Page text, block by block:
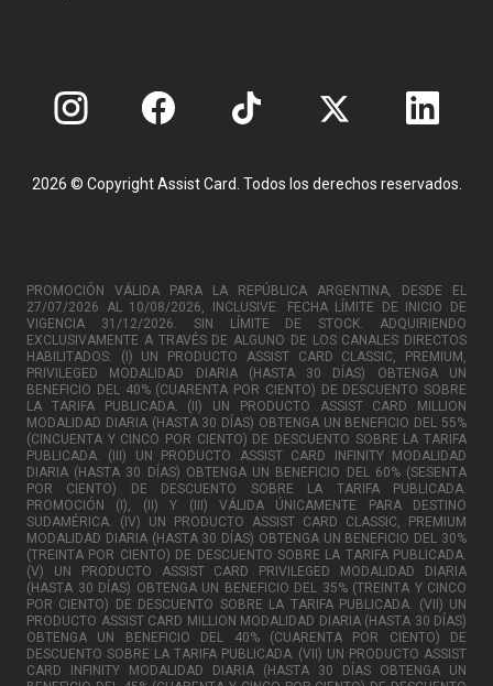
2026 © Copyright Assist Card. Todos los derechos reservados.
PROMOCIÓN VÁLIDA PARA LA REPÚBLICA ARGENTINA, DESDE EL
27/07/2026 AL 10/08/2026, INCLUSIVE. FECHA LÍMITE DE INICIO DE
VIGENCIA 31/12/2026. SIN LÍMITE DE STOCK. ADQUIRIENDO
EXCLUSIVAMENTE A TRAVÉS DE ALGUNO DE LOS CANALES DIRECTOS
HABILITADOS: (I) UN PRODUCTO ASSIST CARD CLASSIC, PREMIUM,
PRIVILEGED MODALIDAD DIARIA (HASTA 30 DÍAS) OBTENGA UN
BENEFICIO DEL 40% (CUARENTA POR CIENTO) DE DESCUENTO SOBRE
LA TARIFA PUBLICADA. (II) UN PRODUCTO ASSIST CARD MILLION
MODALIDAD DIARIA (HASTA 30 DÍAS) OBTENGA UN BENEFICIO DEL 55%
(CINCUENTA Y CINCO POR CIENTO) DE DESCUENTO SOBRE LA TARIFA
PUBLICADA. (III) UN PRODUCTO ASSIST CARD INFINITY MODALIDAD
DIARIA (HASTA 30 DÍAS) OBTENGA UN BENEFICIO DEL 60% (SESENTA
POR CIENTO) DE DESCUENTO SOBRE LA TARIFA PUBLICADA.
PROMOCIÓN (I), (II) Y (III) VÁLIDA ÚNICAMENTE PARA DESTINO
SUDAMÉRICA. (IV) UN PRODUCTO ASSIST CARD CLASSIC, PREMIUM
MODALIDAD DIARIA (HASTA 30 DÍAS) OBTENGA UN BENEFICIO DEL 30%
(TREINTA POR CIENTO) DE DESCUENTO SOBRE LA TARIFA PUBLICADA.
(V) UN PRODUCTO ASSIST CARD PRIVILEGED MODALIDAD DIARIA
(HASTA 30 DÍAS) OBTENGA UN BENEFICIO DEL 35% (TREINTA Y CINCO
POR CIENTO) DE DESCUENTO SOBRE LA TARIFA PUBLICADA. (VII) UN
PRODUCTO ASSIST CARD MILLION MODALIDAD DIARIA (HASTA 30 DÍAS)
OBTENGA UN BENEFICIO DEL 40% (CUARENTA POR CIENTO) DE
DESCUENTO SOBRE LA TARIFA PUBLICADA. (VII) UN PRODUCTO ASSIST
CARD INFINITY MODALIDAD DIARIA (HASTA 30 DÍAS OBTENGA UN